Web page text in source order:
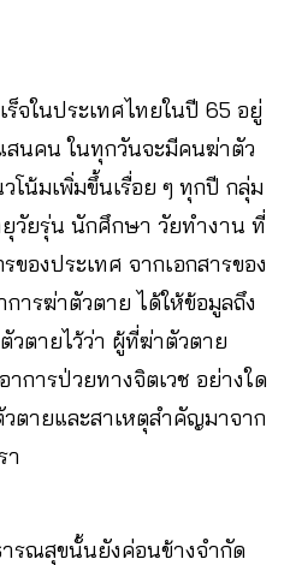
จในประเทศไทยในปี 65 อยู่
สนคน ในทุกวันจะมีคนฆ่าตัว
โน้มเพิ่มขึ้นเรื่อย ๆ ทุกปี กลุ่ม
วัยรุ่น นักศึกษา วัยทำงาน ที่
ของประเทศ จากเอกสารของ
ารฆ่าตัวตาย ได้ให้ข้อมูลถึง
วตายไว้ว่า ผู้ที่ฆ่าตัวตาย
การป่วยทางจิตเวช อย่างใด
ตายและสาเหตุสำคัญมาจาก
า
ารณสุขนั้นยังค่อนข้างจำกัด